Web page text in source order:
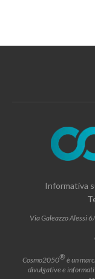
Informativa
Via Galeazzo Alessi
Cosmo2050®è un
divulgative e